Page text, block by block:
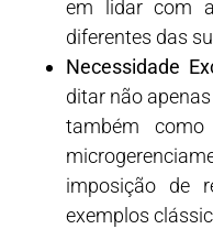
em lidar com
diferentes das
Necessidade
ditar não
também
imposição de
exemplos